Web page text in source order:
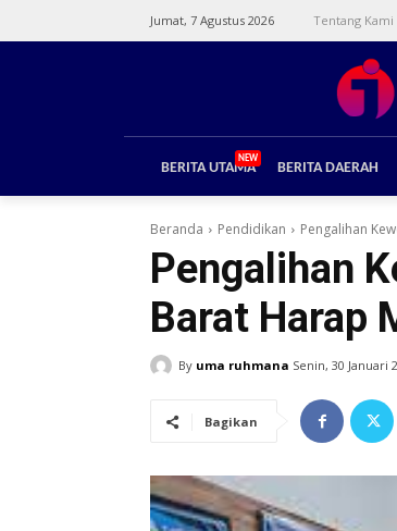
Jumat, 7 Agustus 2026 Tentang Kami
BERITA UTAMA
NEW
BERITA DAERAH
Beranda Pendidikan Pengalihan
Pengalihan
Barat Harap
By uma ruhmana Senin, 30 Januari
Bagikan